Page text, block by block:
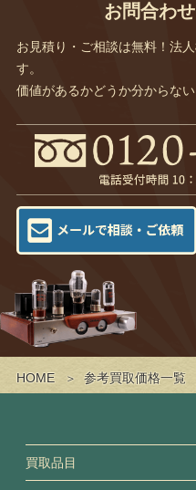
HOME 参考買取価格一覧
お問合わ
お見積り・ご相談は無料！法
す。
価値があるかどうか分からな
買取品目